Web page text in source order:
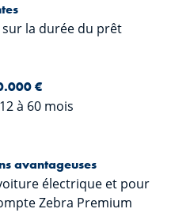
la durée du prêt
€
à 60 mois
avantageuses
électrique et pour
Zebra Premium